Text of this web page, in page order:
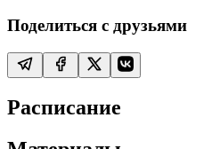
Поделиться с друзьями
Расписание